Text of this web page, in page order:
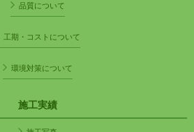
品質について
工期・コストについて
環境対策について
施工実績